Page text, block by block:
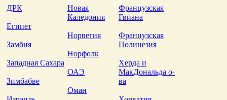
ДРК
Египет
Замбия
Западная Сахара
Зимбабве
Новая
Каледония
Норвегия
Норфолк
ОАЭ
Оман
Французская
Гвиана
Французская
Полинезия
Херда и
МакДональда о-
ва